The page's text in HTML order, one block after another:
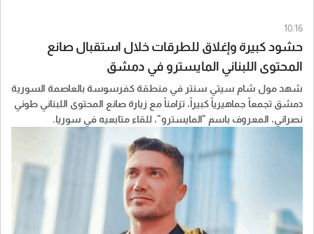
10:16
حشود كبيرة وإغلاق للطرقات خلال استقبال صانع
المحتوى اللبناني المايسترو في دمشق
شهد مول شام سيتي سنتر في منطقة كفرسوسة بالعاصمة السورية
دمشق تجمعاً جماهيرياً كبيراً، تزامناً مع زيارة صانع المحتوى اللبناني طوني
نصراني، المعروف باسم "المايسترو"، للقاء متابعيه في سوريا.